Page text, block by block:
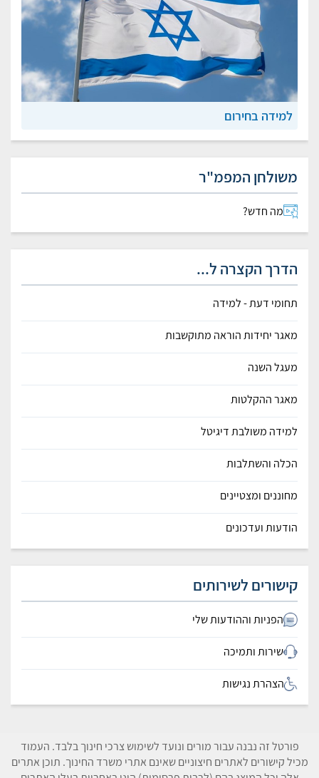
למידה בחירום
משולחן המפמ"ר
מה חדש?
הדרך הקצרה ל...
תחומי דעת - למידה
מאגר יחידות הוראה מתוקשבות
מעגל השנה
מאגר ההקלטות
למידה משולבת דיגיטל
הכלה והשתלבות
מחוננים ומצטיינים
הודעות ועדכונים
קישורים לשירותים
הפניות וההודעות שלי
שירות ותמיכה
הצהרת נגישות
פורטל זה נבנה עבור מורים ונועד לשימוש צרכי חינוך בלבד. העמוד
מכיל קישורים לאתרים חיצוניים שאינם אתרי משרד החינוך. תוכן אתרים